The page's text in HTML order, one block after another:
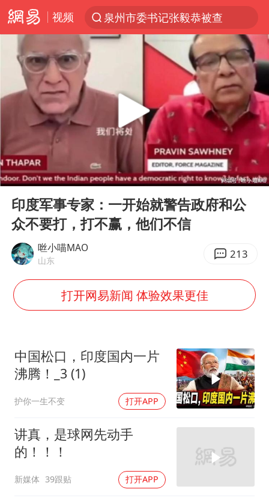
视频
泉州市委书记张毅恭被查
“电影+”如何激发千亿级消费新活力？
全球首个长时储能一体化产业园量产
中国女篮70-67险胜尼日利亚女篮
四川宜宾高县4.9级地震致1死
出口禁令驱动有色板块大涨
秋天的第一杯奶茶到底有多火
国乒男单横滨冠军赛全军覆没
38岁演员求职万岁山NPC成功
日本试射“战斧”导弹，国防部回应
胡彦斌韩磊 谁帮谁
“今天得有40℃了吧 为啥还不预警”
夯实基础开新局
Play
00:00 02:17
印度军事专家：一开始就警告政府和公
众不要打，打不赢，他们不信
咝小喵MAO
山东 213
打开网易新闻 体验效果更佳
中国松口，印度国内一片
沸腾！_3 (1)
护你一生不变 打开APP
讲真，是球网先动手
的！！！
新媒体 39跟贴 打开APP